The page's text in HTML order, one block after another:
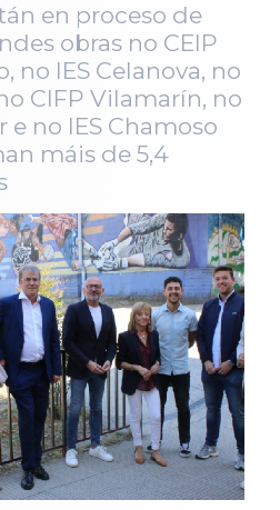
en proceso de
obras no CEIP
no IES Celanova, no
CIFP Vilamarín, no
e no IES Chamoso
máis de 5,4